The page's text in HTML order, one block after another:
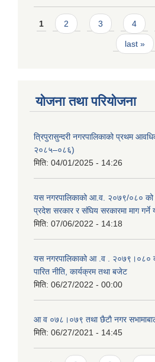
Pages
1 2 3 4
last »
योजना तथा परियोजना
त्रिपुरासुन्दरी नगरपालिकाको प्रथम
२०८५–०८६)
मिति: 04/01/2025 - 14:26
यस नगरपालिकाको आ.व. २०७९/०८० को
प्रदेश सरकार र संघिय सरकारमा माग गर्ने
मिति: 07/06/2022 - 14:18
यस नगरपालिकाको आ‍ .व . २०७९।०८०
पारित नीति, कार्यक्रम तथा बजेट
मिति: 06/27/2022 - 00:00
आ‍ व ०७८।०७९ तथा छैटाै नगर सभामाबाट
मिति: 06/27/2021 - 14:45